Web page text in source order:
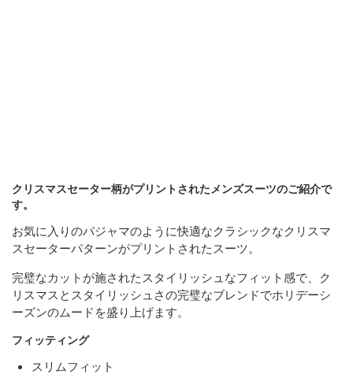
クリスマスセーター柄がプリントされたメンズスーツのご紹介で
す。
お気に入りのパジャマのように快適なクラシックなクリスマ
スセーターパターンがプリントされたスーツ。
完璧なカットが施されたスタイリッシュなフィット感で、ク
リスマスとスタイリッシュさの完璧なブレンドでホリデーシ
ーズンのムードを盛り上げます。
フィッティング
スリムフィット